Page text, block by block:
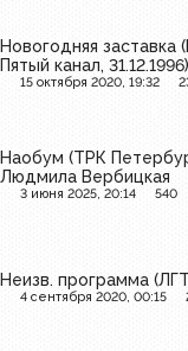
Новогодняя заставка
Пятый канал,
15 октября 2020, 19:32
Наобум (ТРК
Людмила Вербицкая
3 июня 2025, 20:14 540
Неизв. программа
4 сентября 2020, 00:15